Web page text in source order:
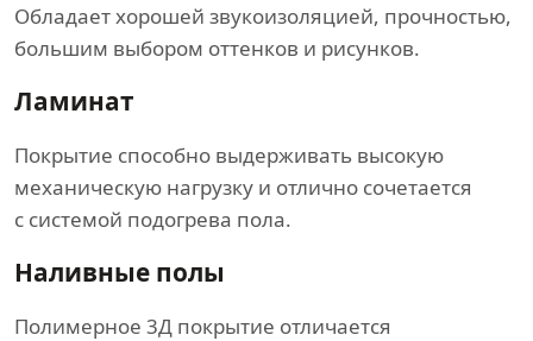
Обладает хорошей звукоизоляцией, прочностью,
большим выбором оттенков и рисунков.
Ламинат
Покрытие способно выдерживать высокую
механическую нагрузку и отлично сочетается
с системой подогрева пола.
Наливные полы
Полимерное 3Д покрытие отличается